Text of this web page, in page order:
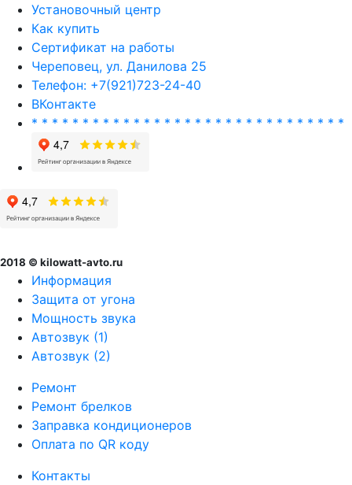
Установочный центр
Как купить
Сертификат на работы
Череповец, ул. Данилова 25
Телефон: +7(921)723-24-40
ВКонтакте
* * * * * * * * * * * * * * * * * * * * * * * * * * * * * * *
2018 © kilowatt-avto.ru
Информация
Защита от угона
Мощность звука
Автозвук (1)
Автозвук (2)
Ремонт
Ремонт брелков
Заправка кондиционеров
Оплата по QR коду
Контакты